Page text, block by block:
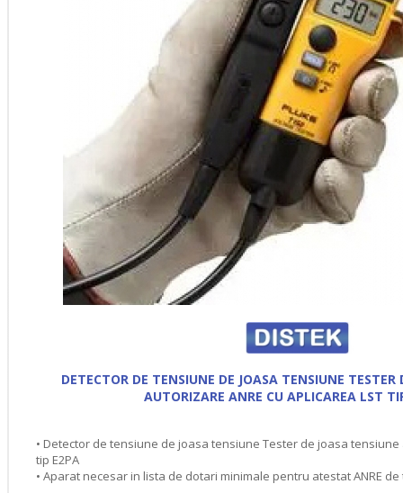
DETECTOR DE TENSIUNE DE JOASA TENSIUNE TESTER
AUTORIZARE ANRE CU APLICAREA LST
• Detector de tensiune de joasa tensiune Tester de joasa tensiune
tip E2PA
• Aparat necesar in lista de dotari minimale pentru atestat ANRE de